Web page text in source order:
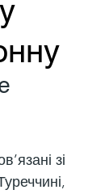
зі